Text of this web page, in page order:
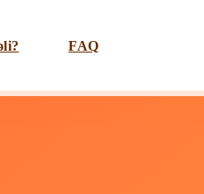
FAQ